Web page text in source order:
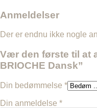
Anmeldelser
Der er endnu ikke nogle
Vær den første til at
BRIOCHE Dansk”
Din bedømmelse *
Din anmeldelse *